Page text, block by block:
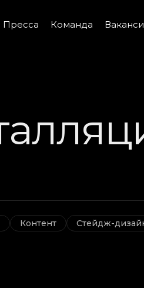
Пресса Команда
Контент Стейдж-